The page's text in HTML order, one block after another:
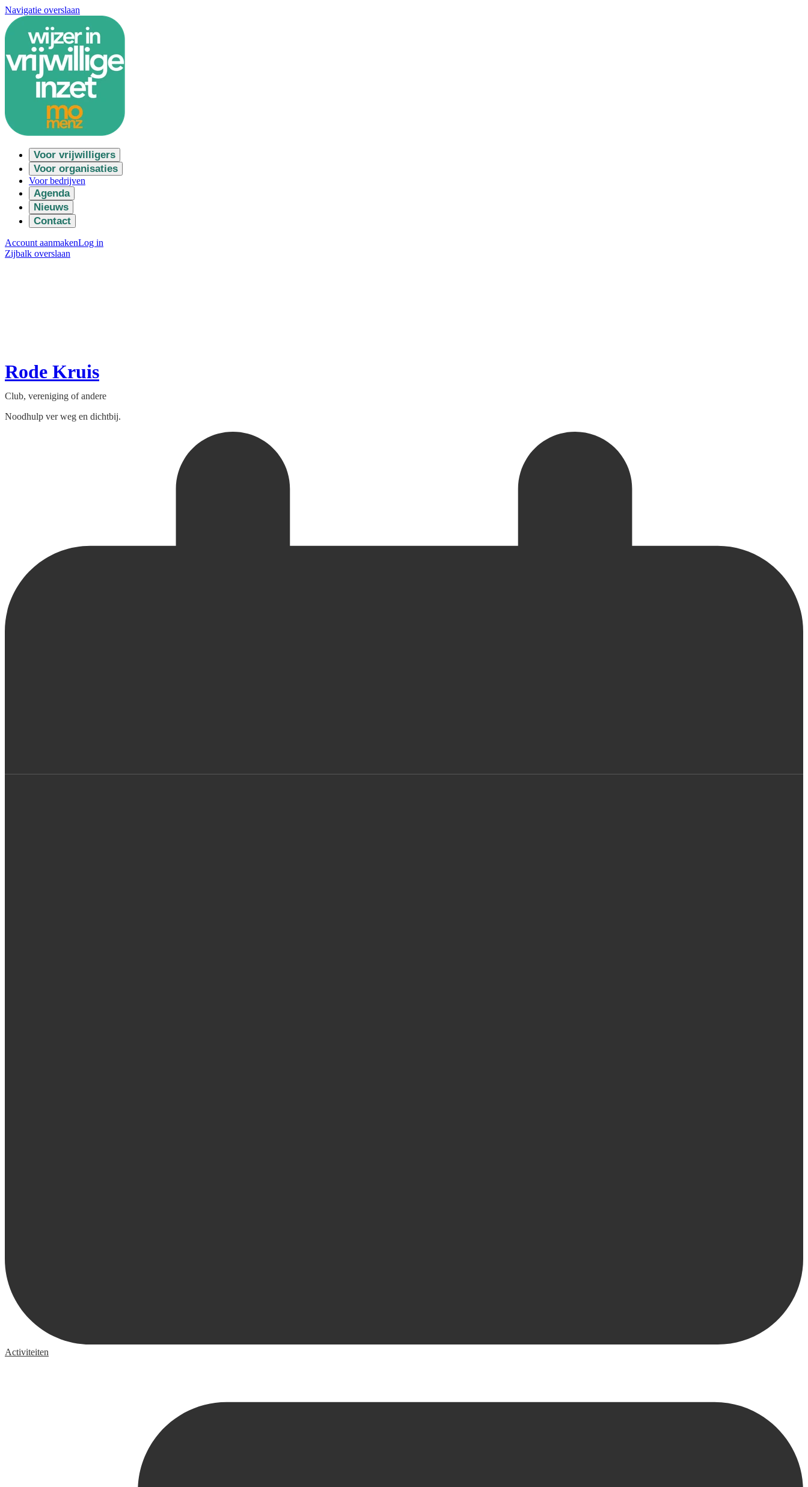
Navigatie overslaan
Voor vrijwilligers
Voor organisaties
Voor bedrijven
Agenda
Nieuws
Contact
Account aanmakenLog in
Zijbalk overslaan
Rode Kruis
Club, vereniging of andere
Noodhulp ver weg en dichtbij.
Activiteiten